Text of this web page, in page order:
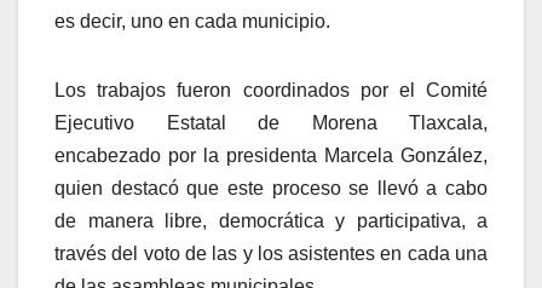
es decir, uno en cada municipio.
Los trabajos fueron coordinados por el Comité
Ejecutivo Estatal de Morena Tlaxcala,
encabezado por la presidenta Marcela González,
quien destacó que este proceso se llevó a cabo
de manera libre, democrática y participativa, a
través del voto de las y los asistentes en cada una